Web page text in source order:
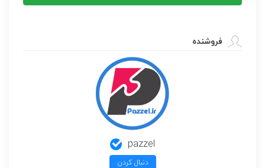
فروشنده
pazzel
دنبال کردن